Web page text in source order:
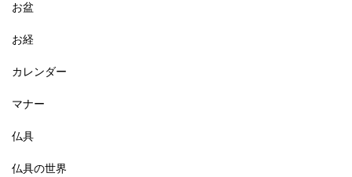
お盆
お経
カレンダー
マナー
仏具
仏具の世界